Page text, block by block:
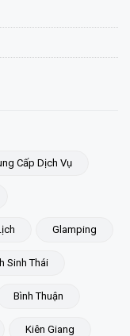
Cấp Dịch Vụ
Glamping
Sinh Thái
Bình Thuận
Kiên Giang